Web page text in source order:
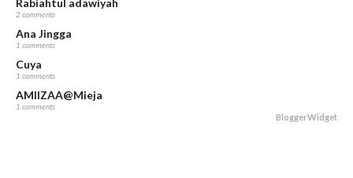
Rabiahtul adawiyah
2 comments
Ana Jingga
1 comments
Cuya
1 comments
AMIIZAA@Mieja
1 comments
BloggerWidget